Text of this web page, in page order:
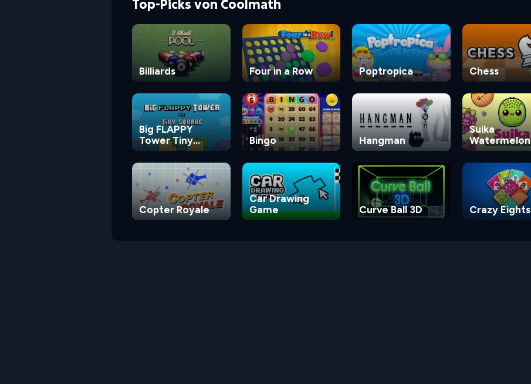
Top-Picks von Coolmath
Billiards Four in a Row Poptropica Chess
Big FLAPPY
Tower Tiny
Square
Bingo Hangman
Suika
Watermelon
Game
Copter Royale
Car Drawing
Game
Curve Ball 3D Crazy Eights